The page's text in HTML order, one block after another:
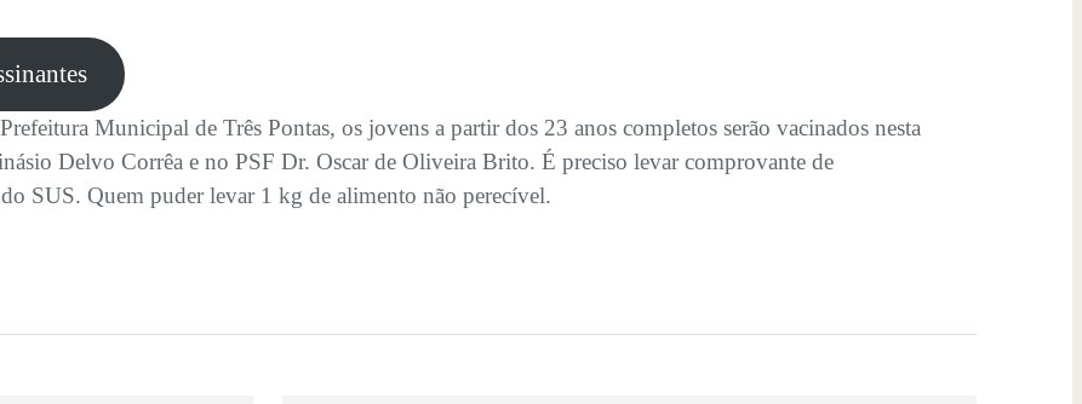
Municipal de Três Pontas, os jovens a partir dos 23 anos completos serão vacinados nesta
Delvo Corrêa e no PSF Dr. Oscar de Oliveira Brito. É preciso levar comprovante de
SUS. Quem puder levar 1 kg de alimento não perecível.